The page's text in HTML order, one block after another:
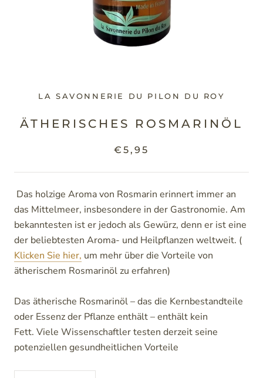
LA SAVONNERIE DU PILON DU ROY
ÄTHERISCHES ROSMARINÖL
€5,95
Das holzige Aroma von Rosmarin erinnert immer an
das Mittelmeer, insbesondere in der Gastronomie. Am
bekanntesten ist er jedoch als Gewürz, denn er ist eine
der beliebtesten Aroma- und Heilpflanzen weltweit. (
Klicken Sie hier, um mehr über die Vorteile von
ätherischem Rosmarinöl zu erfahren)
Das ätherische Rosmarinöl – das die Kernbestandteile
oder Essenz der Pflanze enthält – enthält kein
Fett. Viele Wissenschaftler testen derzeit seine
potenziellen gesundheitlichen Vorteile